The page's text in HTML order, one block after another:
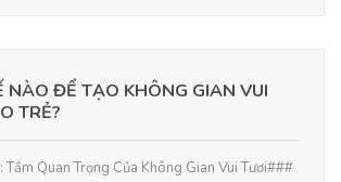
NÀO ĐỂ TẠO KHÔNG GIAN VUI
TRẺ?
Tầm Quan Trọng Của Không Gian Vui Tươi###